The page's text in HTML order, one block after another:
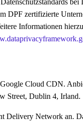
bei
DPF zertifizierte
Informationen
Cloud CDN.
Street, Dublin 4, Irland.
Delivery Network an.